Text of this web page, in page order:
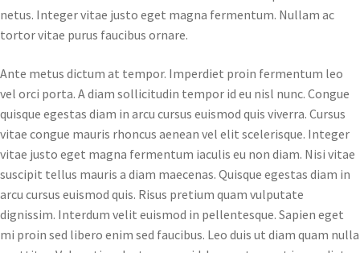
netus. Integer vitae justo eget magna fermentum. Nullam ac
tortor vitae purus faucibus ornare.
Ante metus dictum at tempor. Imperdiet proin fermentum leo
vel orci porta. A diam sollicitudin tempor id eu nisl nunc. Congue
quisque egestas diam in arcu cursus euismod quis viverra. Cursus
vitae congue mauris rhoncus aenean vel elit scelerisque. Integer
vitae justo eget magna fermentum iaculis eu non diam. Nisi vitae
suscipit tellus mauris a diam maecenas. Quisque egestas diam in
arcu cursus euismod quis. Risus pretium quam vulputate
dignissim. Interdum velit euismod in pellentesque. Sapien eget
mi proin sed libero enim sed faucibus. Leo duis ut diam quam nulla